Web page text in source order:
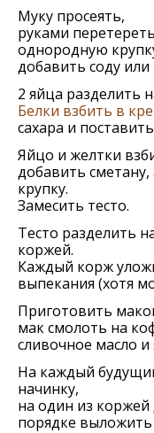
Муку просеять,
руками
однородную
добавить соду
2 яйца разделить
Белки взбить в
сахара и
Яйцо и желтки
добавить
крупку.
Замесить тесто.
Тесто разделить
коржей.
Каждый корж
выпекания (хотя
Приготовить
мак смолоть на
сливочное масло и
На каждый
начинку,
на один из
порядке